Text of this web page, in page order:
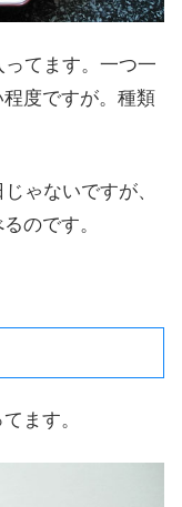
てます。一つ一
度ですが。種類
ゃないですが、
のです。
ます。